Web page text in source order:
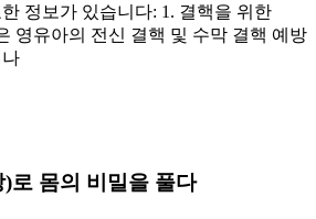
정보가 있습니다: 1. 결핵을 위한
영유아의 전신 결핵 및 수막 결핵 예방
로 몸의 비밀을 풀다